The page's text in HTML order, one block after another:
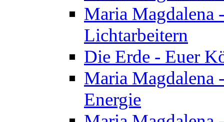
Maria Magdalena
Lichtarbeitern
Die Erde - Euer
Maria Magdalena
Energie